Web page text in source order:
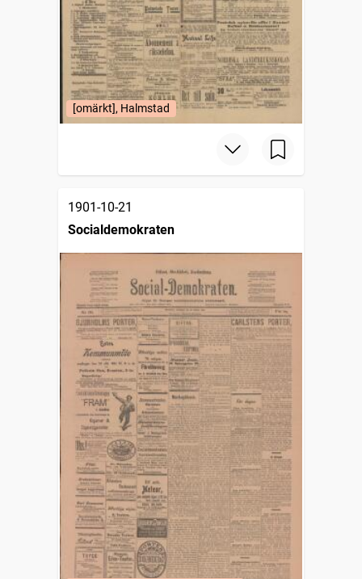
[omärkt], Halmstad
1901-10-21
Socialdemokraten